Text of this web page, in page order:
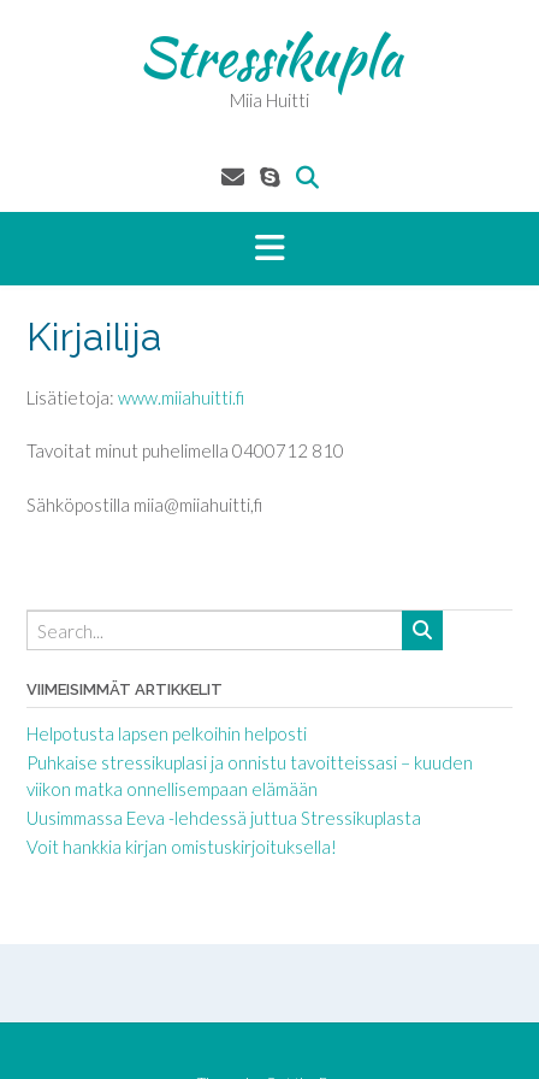
Stressikupla
Miia Huitti
Kirjailija
Lisätietoja: www.miiahuitti.fi
Tavoitat minut puhelimella 0400712 810
Sähköpostilla miia@miiahuitti,fi
VIIMEISIMMÄT ARTIKKELIT
Helpotusta lapsen pelkoihin helposti
Puhkaise stressikuplasi ja onnistu tavoitteissasi – kuuden
viikon matka onnellisempaan elämään
Uusimmassa Eeva -lehdessä juttua Stressikuplasta
Voit hankkia kirjan omistuskirjoituksella!